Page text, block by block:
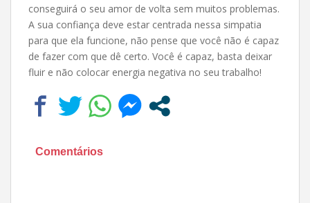
conseguirá o seu amor de volta sem muitos problemas.
A sua confiança deve estar centrada nessa simpatia
para que ela funcione, não pense que você não é capaz
de fazer com que dê certo. Você é capaz, basta deixar
fluir e não colocar energia negativa no seu trabalho!
Comentários